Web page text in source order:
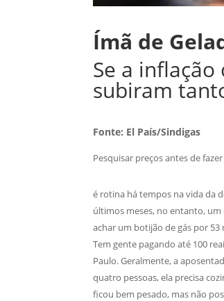
Ímã de
Se a
subiram
Fonte: El País/Sindigas
Pesquisar preços antes de
é rotina há tempos na vida da
últimos meses, no entanto,
achar um botijão de gás por 53
Tem gente pagando até 100
Paulo. Geralmente, a
quatro pessoas, ela precisa
ficou bem pesado, mas não